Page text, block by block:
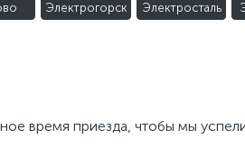
Электрогорск Электросталь
время приезда, чтобы мы